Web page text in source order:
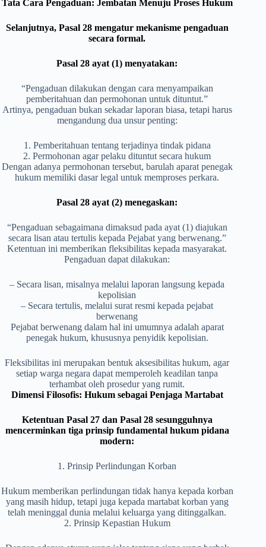
Tata Cara Pengaduan: Jembatan Menuju Proses Hukum
Selanjutnya, Pasal 28 mengatur mekanisme pengaduan
secara formal.
Pasal 28 ayat (1) menyatakan:
“Pengaduan dilakukan dengan cara menyampaikan
pemberitahuan dan permohonan untuk dituntut.”
Artinya, pengaduan bukan sekadar laporan biasa, tetapi harus
mengandung dua unsur penting:
1. Pemberitahuan tentang terjadinya tindak pidana
2. Permohonan agar pelaku dituntut secara hukum
Dengan adanya permohonan tersebut, barulah aparat penegak
hukum memiliki dasar legal untuk memproses perkara.
Pasal 28 ayat (2) menegaskan:
“Pengaduan sebagaimana dimaksud pada ayat (1) diajukan
secara lisan atau tertulis kepada Pejabat yang berwenang.”
Ketentuan ini memberikan fleksibilitas kepada masyarakat.
Pengaduan dapat dilakukan:
– Secara lisan, misalnya melalui laporan langsung kepada
kepolisian
– Secara tertulis, melalui surat resmi kepada pejabat
berwenang
Pejabat berwenang dalam hal ini umumnya adalah aparat
penegak hukum, khususnya penyidik kepolisian.
Fleksibilitas ini merupakan bentuk aksesibilitas hukum, agar
setiap warga negara dapat memperoleh keadilan tanpa
terhambat oleh prosedur yang rumit.
Dimensi Filosofis: Hukum sebagai Penjaga Martabat
Ketentuan Pasal 27 dan Pasal 28 sesungguhnya
mencerminkan tiga prinsip fundamental hukum pidana
modern:
1. Prinsip Perlindungan Korban
Hukum memberikan perlindungan tidak hanya kepada korban
yang masih hidup, tetapi juga kepada martabat korban yang
telah meninggal dunia melalui keluarga yang ditinggalkan.
2. Prinsip Kepastian Hukum